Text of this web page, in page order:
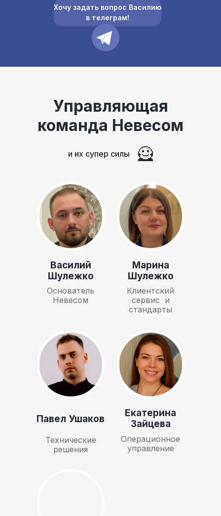
Хочу задать вопрос Василию
в телеграм!
Управляющая
команда Невесом
и их супер силы 🦸
Василий
Шулежко
Основатель
Невесом
Марина
Шулежко
Клиентский
сервис и
стандарты
Павел Ушаков
Технические
решения
Екатерина
Зайцева
Операционное
управление